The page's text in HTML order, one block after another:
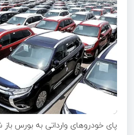
پای خودروهای وارداتی به بورس